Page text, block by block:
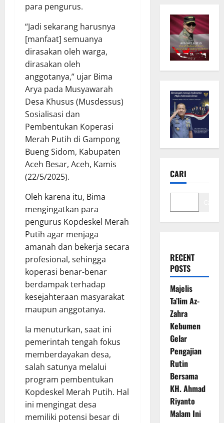
para pengurus.
“Jadi sekarang harusnya
[manfaat] semuanya
dirasakan oleh warga,
dirasakan oleh
anggotanya,” ujar Bima
Arya pada Musyawarah
Desa Khusus (Musdessus)
Sosialisasi dan
Pembentukan Koperasi
Merah Putih di Gampong
Bueng Sidom, Kabupaten
Aceh Besar, Aceh, Kamis
(22/5/2025).
Oleh karena itu, Bima
mengingatkan para
pengurus Kopdeskel Merah
Putih agar menjaga
amanah dan bekerja secara
profesional, sehingga
koperasi benar-benar
berdampak terhadap
kesejahteraan masyarakat
maupun anggotanya.
Ia menuturkan, saat ini
pemerintah tengah fokus
memberdayakan desa,
salah satunya melalui
program pembentukan
Kopdeskel Merah Putih. Hal
ini mengingat desa
memiliki potensi besar di
CARI
RECENT
POSTS
Majelis
Ta’lim Az-
Zahra
Kebumen
Gelar
Pengajian
Rutin
Bersama
KH. Ahmad
Riyanto
Malam Ini